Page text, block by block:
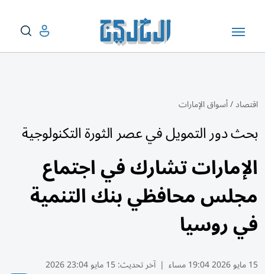
اقتصاد/أسواق الإمارات
بحث دور التمويل في عصر الثورة التكنولوجية
الإمارات تشارك في اجتماع
مجلس محافظي بنك التنمية
في روسيا
15 مايو 2026 19:04 مساء | آخر تحديث:15 مايو 23:04 2026